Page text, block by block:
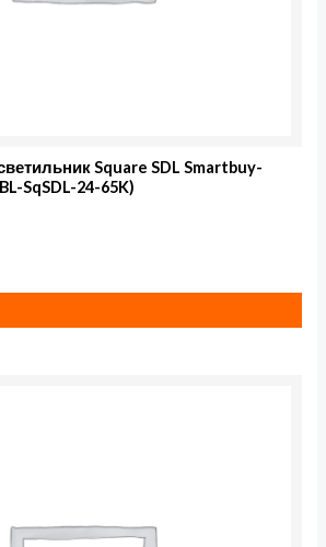
Square SDL Smartbuy-
SqSDL-24-65K)